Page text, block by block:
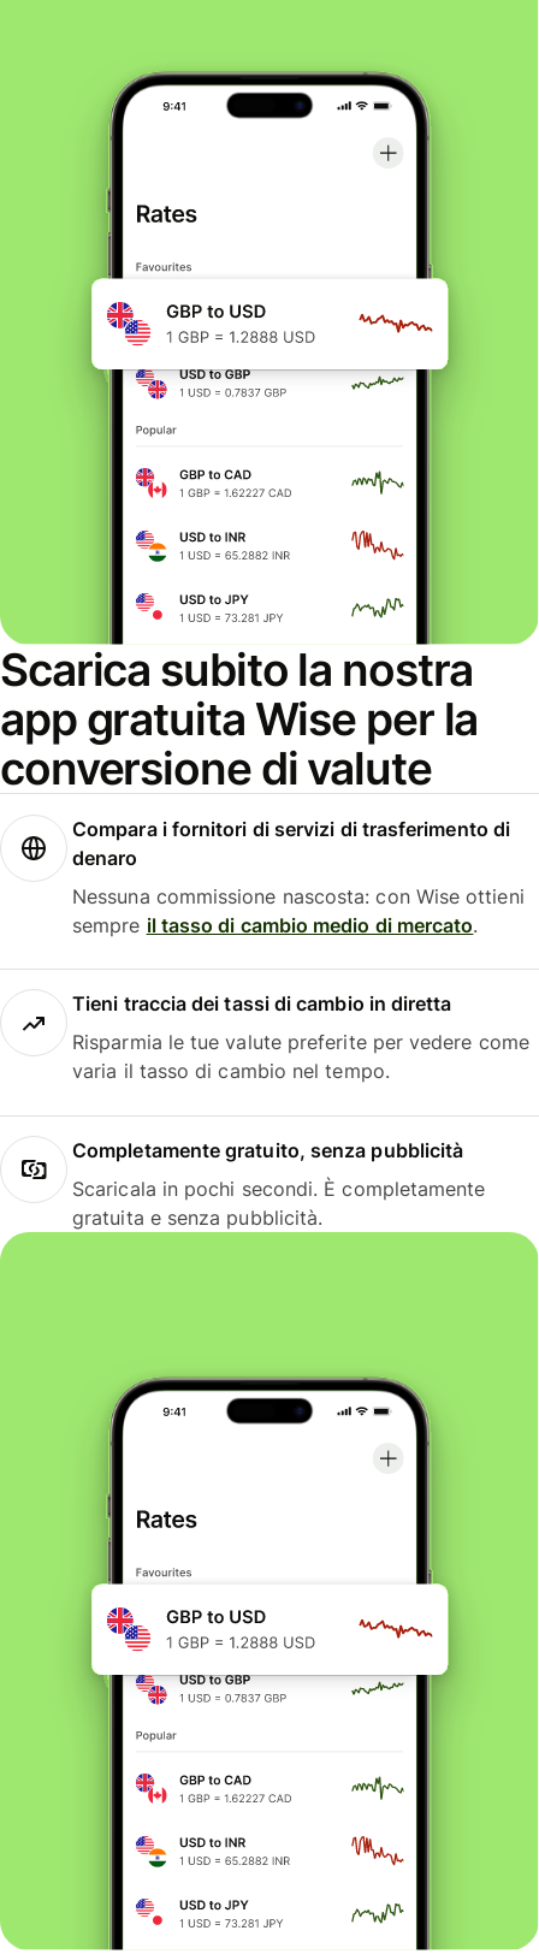
Scarica subito la nostra
app gratuita Wise per la
conversione di valute
Compara i fornitori di servizi di trasferimento di
denaro
Nessuna commissione nascosta: con Wise ottieni
sempre il tasso di cambio medio di mercato.
Tieni traccia dei tassi di cambio in diretta
Risparmia le tue valute preferite per vedere come
varia il tasso di cambio nel tempo.
Completamente gratuito, senza pubblicità
Scaricala in pochi secondi. È completamente
gratuita e senza pubblicità.